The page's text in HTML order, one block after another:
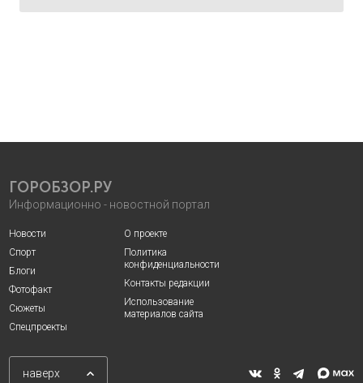
ГОРОБЗОР.РУ
Информационно - новостной портал
Новости
Спорт
Блоги
Фотофакт
Сюжеты
Спецпроекты
О проекте
Политика
конфиденциальности
Контакты редакции
Использование
материалов сайта
наверх